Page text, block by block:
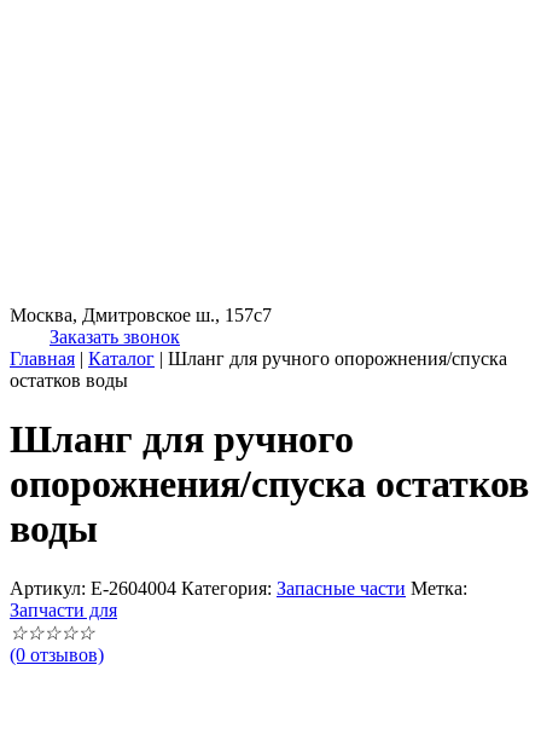
Москва, Дмитровское ш., 157с7
Заказать звонок
Главная | Каталог | Шланг для ручного опорожнения/спуска
остатков воды
Шланг для ручного
опорожнения/спуска остатков
воды
Артикул: E-2604004 Категория: Запасные части Метка:
Запчасти для
☆☆☆☆☆
(0 отзывов)